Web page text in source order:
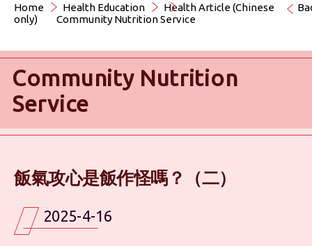
Home Health Education
Health Article (Chinese
only)
Community Nutrition Service
Community Nutrition
Service
飯氣攻心是飯作怪嗎？（二）
2025-4-16